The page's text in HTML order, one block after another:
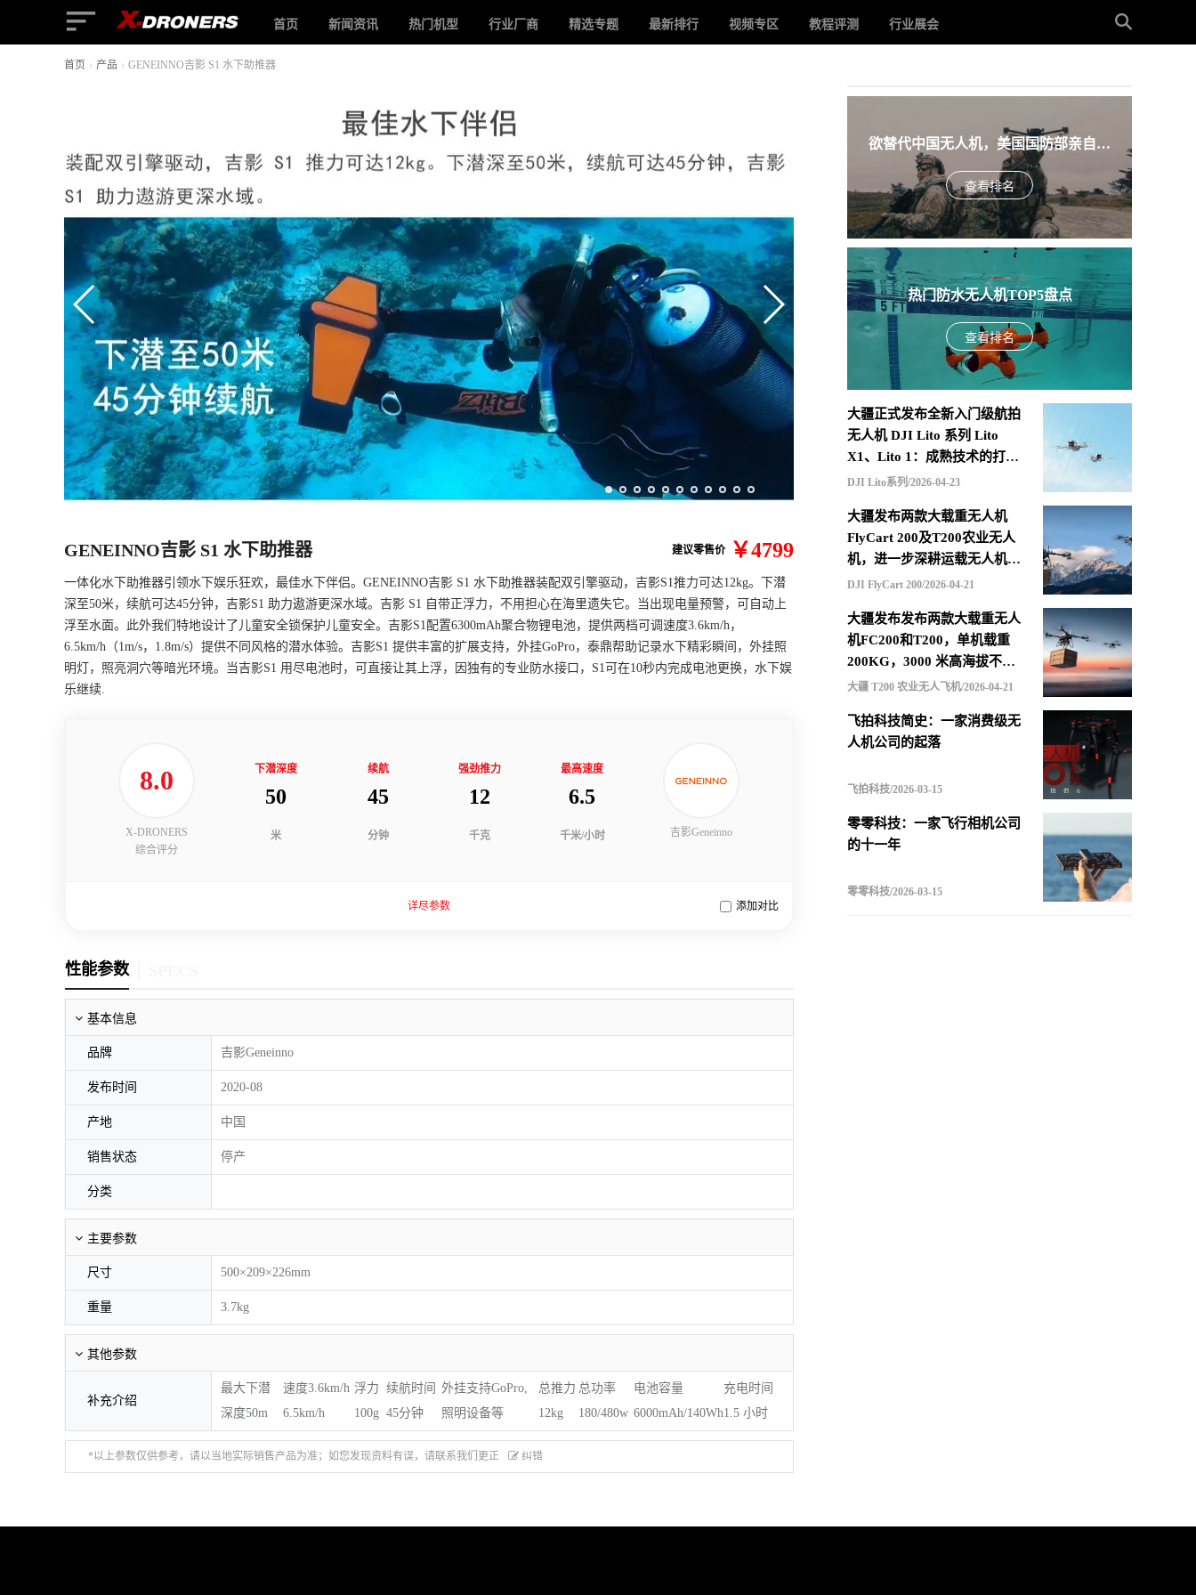
首页 新闻资讯 热门机型 行业厂商 精选专题 最新排行 视频专区 教程评测 行业展会
首页 › 产品 › GENEINNO吉影 S1 水下助推器
GENEINNO吉影 S1 水下助推器 建议零售价 ￥4799
一体化水下助推器引领水下娱乐狂欢，最佳水下伴侣。GENEINNO吉影 S1 水下助推器装配双引擎驱动，吉影S1推力可达12kg。下潜
深至50米，续航可达45分钟，吉影S1 助力遨游更深水域。吉影 S1 自带正浮力，不用担心在海里遗失它。当出现电量预警，可自动上
浮至水面。此外我们特地设计了儿童安全锁保护儿童安全。吉影S1配置6300mAh聚合物锂电池，提供两档可调速度3.6km/h，
6.5km/h（1m/s，1.8m/s）提供不同风格的潜水体验。吉影S1 提供丰富的扩展支持，外挂GoPro，泰鼎帮助记录水下精彩瞬间，外挂照
明灯，照亮洞穴等暗光环境。当吉影S1 用尽电池时，可直接让其上浮，因独有的专业防水接口，S1可在10秒内完成电池更换，水下娱
乐继续.
8.0
X-DRONERS
综合评分
下潜深度
50
米
续航
45
分钟
强劲推力
12
千克
最高速度
6.5
千米/小时 吉影Geneinno
详尽参数 添加对比
性能参数
基本信息
品牌 吉影Geneinno
发布时间 2020-08
产地 中国
销售状态 停产
分类
主要参数
尺寸 500×209×226mm
重量 3.7kg
其他参数
补充介绍
最大下潜
深度50m
速度3.6km/h
6.5km/h
浮力
100g
续航时间
45分钟
外挂支持GoPro,
照明设备等
总推力
12kg
总功率
180/480w
电池容量
6000mAh/140Wh
充电时间
1.5 小时
*以上参数仅供参考，请以当地实际销售产品为准；如您发现资料有误，请联系我们更正 纠错
欲替代中国无人机，美国国防部亲自下
场，盘点入围美军SRR项目的五款无人机
查看排名
热门防水无人机TOP5盘点
查看排名
大疆正式发布全新入门级航拍
无人机 DJI Lito 系列 Lito
X1、Lito 1：成熟技术的打包
重组，更低价格的选择
DJI Lito系列/2026-04-23
大疆发布两款大载重无人机
FlyCart 200及T200农业无人
机，进一步深耕运载无人机市
场
DJI FlyCart 200/2026-04-21
大疆发布发布两款大载重无人
机FC200和T200，单机载重
200KG，3000 米高海拔不减
载，支持四机联吊最多600KG
大疆 T200 农业无人飞机/2026-04-21
飞拍科技简史：一家消费级无
人机公司的起落
飞拍科技/2026-03-15
零零科技：一家飞行相机公司
的十一年
零零科技/2026-03-15